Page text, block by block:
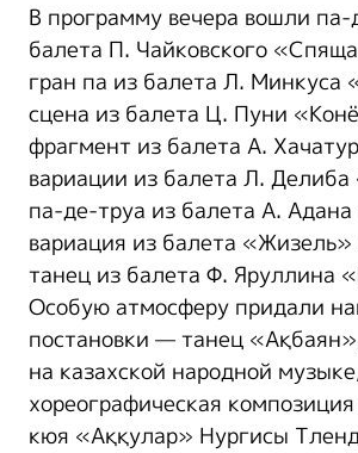
В программу вечера вошли
балета П. Чайковского
гран па из балета Л. Минкуса
сцена из балета Ц. Пуни
фрагмент из балета А.
вариации из балета Л.
па-де-труа из балета А.
вариация из балета «Жизель»
танец из балета Ф. Яруллина
Особую атмосферу придали
постановки — танец
на казахской народной
хореографическая
кюя «Аққулар» Нургисы